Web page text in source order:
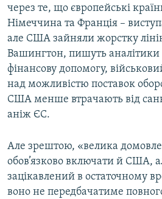
через те, що європейські
Німеччина та Франція –
але США зайняли жорстку
Вашингтон, пишуть аналітики
фінансову допомогу,
над можливістю поставок
США менше втрачають від
аніж ЄС.
Але зрештою, «велика
обов’язково включати й США,
зацікавлений в остаточному
воно не передбачатиме